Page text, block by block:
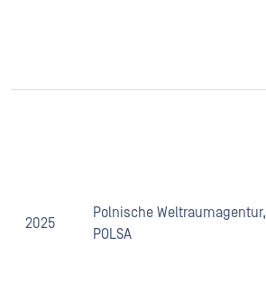
2025
Polnische Weltraumagentur,
POLSA